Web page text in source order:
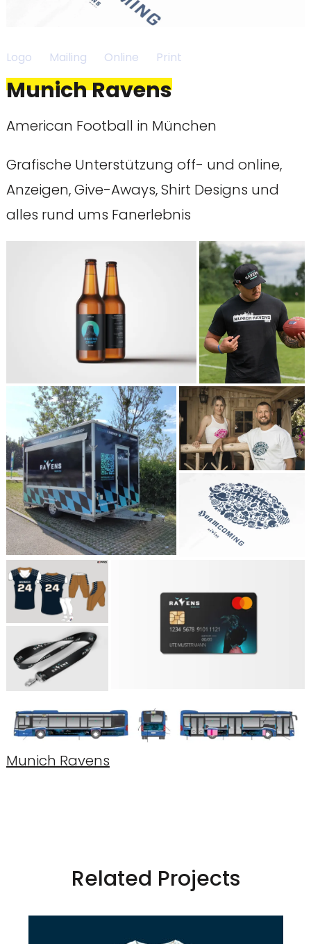
Logo Mailing Online Print
Munich Ravens
American Football in München
Grafische Unterstützung off- und online,
Anzeigen, Give-Aways, Shirt Designs und
alles rund ums Fanerlebnis
Munich Ravens
Related Projects